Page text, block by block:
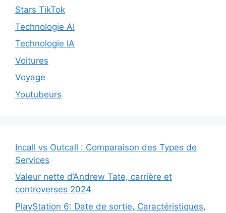
Stars TikTok
Technologie AI
Technologie IA
Voitures
Voyage
Youtubeurs
Incall vs Outcall : Comparaison des Types de
Services
Valeur nette d’Andrew Tate, carrière et
controverses 2024
PlayStation 6: Date de sortie, Caractéristiques,